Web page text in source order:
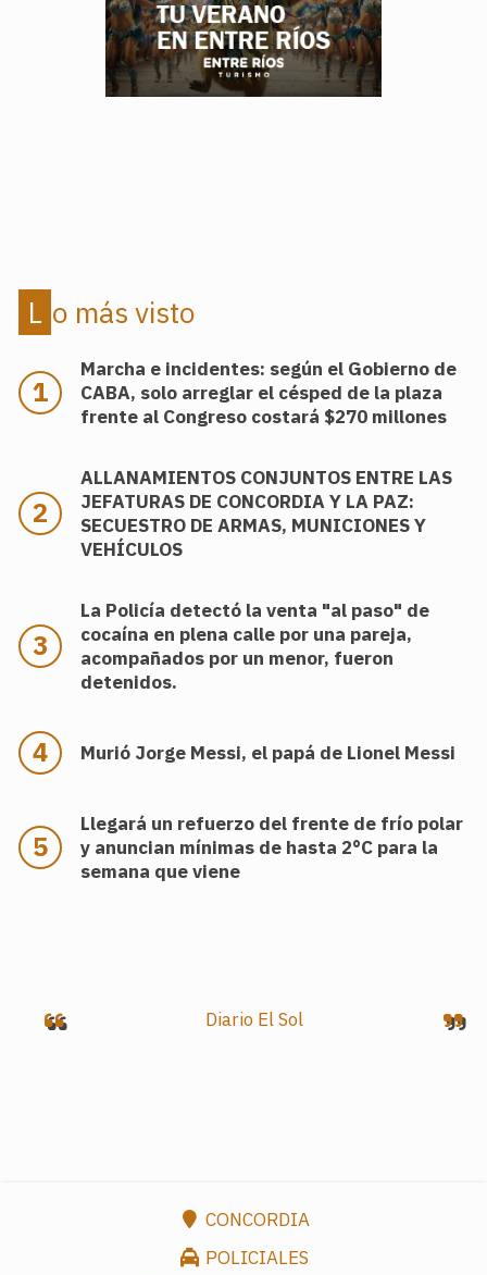
Lo más visto
Marcha e incidentes: según el Gobierno de
CABA, solo arreglar el césped de la plaza
frente al Congreso costará $270 millones
ALLANAMIENTOS CONJUNTOS ENTRE LAS
JEFATURAS DE CONCORDIA Y LA PAZ:
SECUESTRO DE ARMAS, MUNICIONES Y
VEHÍCULOS
La Policía detectó la venta "al paso" de
cocaína en plena calle por una pareja,
acompañados por un menor, fueron
detenidos.
Murió Jorge Messi, el papá de Lionel Messi
Llegará un refuerzo del frente de frío polar
y anuncian mínimas de hasta 2°C para la
semana que viene
Diario El Sol
CONCORDIA
POLICIALES